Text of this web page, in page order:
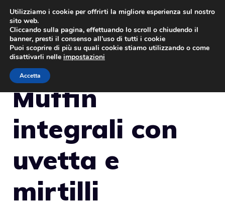
Vai
contenuto
Muffin
integrali con
uvetta e
mirtilli
Utilizziamo i cookie per offrirti la migliore esperienza sul nostro
sito web.
Cliccando sulla pagina, effettuando lo scroll o chiudendo il
banner, presti il consenso all’uso di tutti i cookie
Puoi scoprire di più su quali cookie stiamo utilizzando o come
disattivarli nelle impostazioni
Accetta